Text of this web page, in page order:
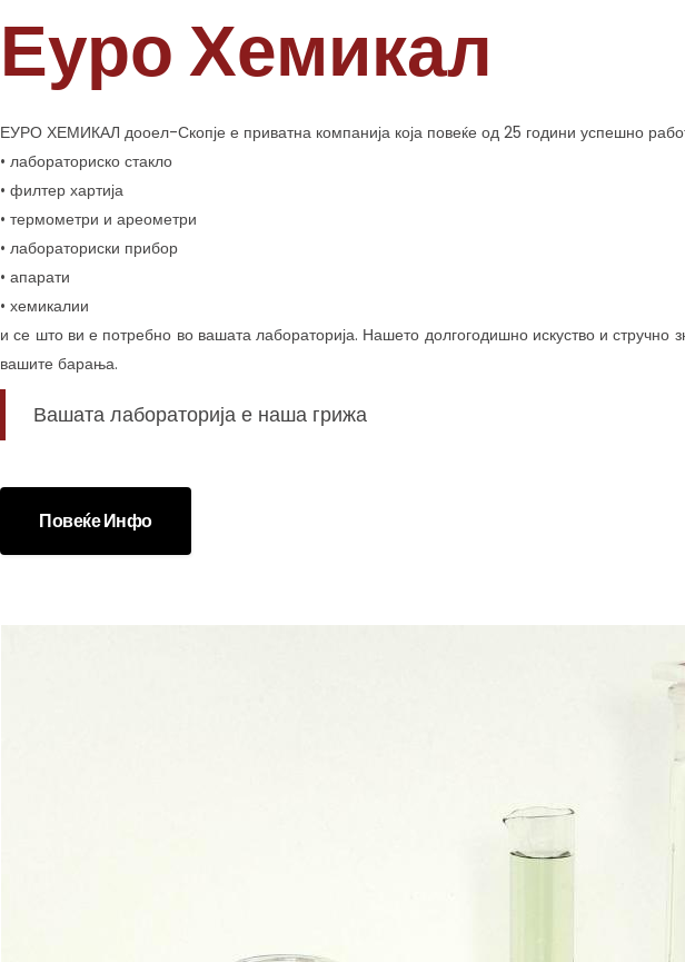
Еуро Хемикал
ЕУРО ХЕМИКАЛ дооел-Скопје е приватна компанија која повеќе од 25 години успешно
• лабораториско стакло
• филтер хартија
• термометри и ареометри
• лабораториски прибор
• апарати
• хемикалии
и се што ви е потребно во вашата лабораторија. Нашето долгогодишно искуство и
вашите барања.
Вашата лабораторија е наша грижа
Повеќе Инфо